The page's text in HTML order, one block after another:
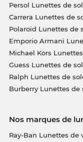
Persol Lunettes de
Carrera Lunettes de
Polaroid Lunettes de
Emporio Armani
Michael Kors
Guess Lunettes de
Ralph Lunettes de
Burberry Lunettes de
Nos marques de
Ray-Ban Lunettes de